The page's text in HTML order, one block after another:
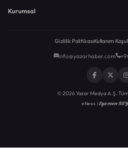
Kurumsal
Gizlilik PolitikasıKullanım
info@yazarhaber.com
© 2026 Yazar Medya A.Ş. Tüm
eNews |Egemen